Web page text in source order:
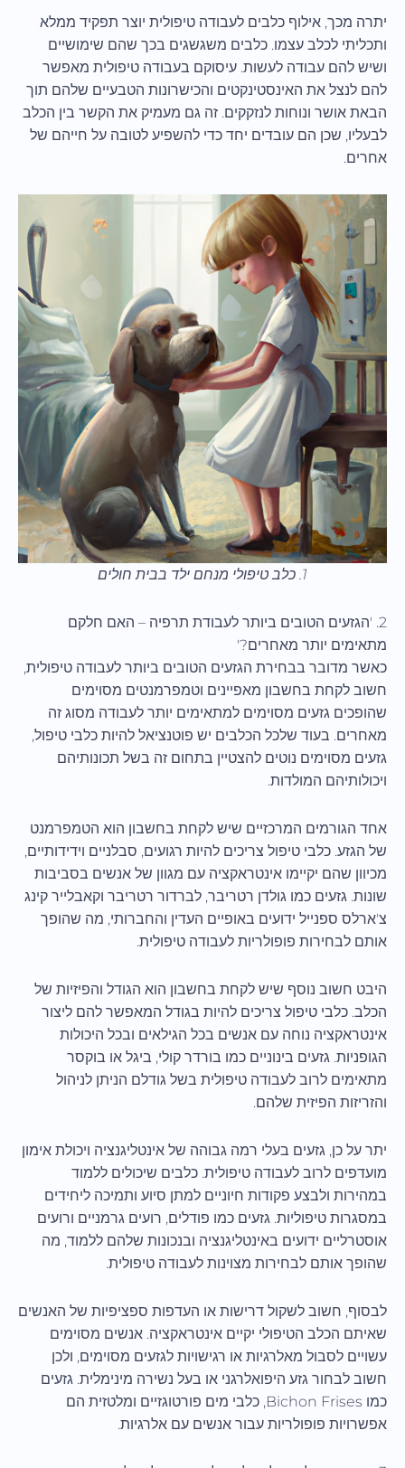
יתרה מכך, אילוף כלבים לעבודה טיפולית יוצר תפקיד ממלא
ותכליתי לכלב עצמו. כלבים משגשגים בכך שהם שימושיים
ושיש להם עבודה לעשות. עיסוקם בעבודה טיפולית מאפשר
להם לנצל את האינסטינקטים והכישרונות הטבעיים שלהם תוך
הבאת אושר ונוחות לנזקקים. זה גם מעמיק את הקשר בין הכלב
לבעליו, שכן הם עובדים יחד כדי להשפיע לטובה על חייהם של
אחרים.
1. כלב טיפולי מנחם ילד בבית חולים
2. 'הגזעים הטובים ביותר לעבודת תרפיה – האם חלקם
מתאימים יותר מאחרים?'
כאשר מדובר בבחירת הגזעים הטובים ביותר לעבודה טיפולית,
חשוב לקחת בחשבון מאפיינים וטמפרמנטים מסוימים
שהופכים גזעים מסוימים למתאימים יותר לעבודה מסוג זה
מאחרים. בעוד שלכל הכלבים יש פוטנציאל להיות כלבי טיפול,
גזעים מסוימים נוטים להצטיין בתחום זה בשל תכונותיהם
ויכולותיהם המולדות.
אחד הגורמים המרכזיים שיש לקחת בחשבון הוא הטמפרמנט
של הגזע. כלבי טיפול צריכים להיות רגועים, סבלניים וידידותיים,
מכיוון שהם יקיימו אינטראקציה עם מגוון של אנשים בסביבות
שונות. גזעים כמו גולדן רטריבר, לברדור רטריבר וקאבלייר קינג
צ'ארלס ספנייל ידועים באופיים העדין והחברותי, מה שהופך
אותם לבחירות פופולריות לעבודה טיפולית.
היבט חשוב נוסף שיש לקחת בחשבון הוא הגודל והפיזיות של
הכלב. כלבי טיפול צריכים להיות בגודל המאפשר להם ליצור
אינטראקציה נוחה עם אנשים בכל הגילאים ובכל היכולות
הגופניות. גזעים בינוניים כמו בורדר קולי, ביגל או בוקסר
מתאימים לרוב לעבודה טיפולית בשל גודלם הניתן לניהול
והזריזות הפיזית שלהם.
יתר על כן, גזעים בעלי רמה גבוהה של אינטליגנציה ויכולת אימון
מועדפים לרוב לעבודה טיפולית. כלבים שיכולים ללמוד
במהירות ולבצע פקודות חיוניים למתן סיוע ותמיכה ליחידים
במסגרות טיפוליות. גזעים כמו פודלים, רועים גרמניים ורועים
אוסטרליים ידועים באינטליגנציה ובנכונות שלהם ללמוד, מה
שהופך אותם לבחירות מצוינות לעבודה טיפולית.
לבסוף, חשוב לשקול דרישות או העדפות ספציפיות של האנשים
שאיתם הכלב הטיפולי יקיים אינטראקציה. אנשים מסוימים
עשויים לסבול מאלרגיות או רגישויות לגזעים מסוימים, ולכן
חשוב לבחור גזע היפואלרגני או בעל נשירה מינימלית. גזעים
כמו Bichon Frises, כלבי מים פורטוגזיים ומלטזית הם
אפשרויות פופולריות עבור אנשים עם אלרגיות.